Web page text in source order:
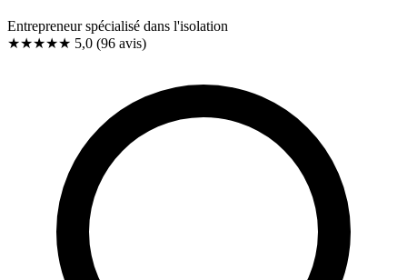
Entrepreneur spécialisé dans l'isolation
★★★★★ 5,0 (96 avis)